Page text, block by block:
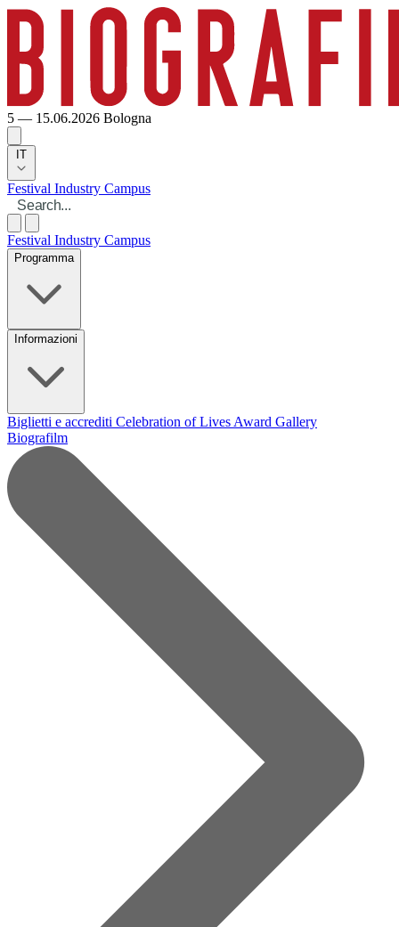
5 — 15.06.2026 Bologna
IT
Festival Industry Campus
Festival Industry Campus
Programma
Informazioni
Biglietti e accrediti Celebration of Lives Award Gallery
Biografilm